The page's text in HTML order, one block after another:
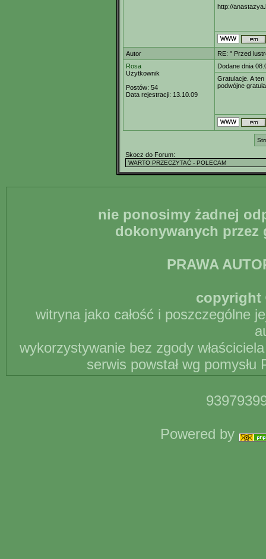
http://
Autor
RE: " Przed
Rosa
Użytkownik
Postów: 54
Data rejestracji: 13.10.09
Dodane dnia
Gratulacje. A
podwójne
Skocz do Forum:
nie ponosimy żadnej
dokonywanych
PRAWA
copyright
witryna jako całość i poszczególne
wykorzystywanie bez zgody
serwis powstał wg
Powered by